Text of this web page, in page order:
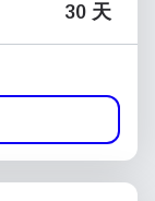
30 天